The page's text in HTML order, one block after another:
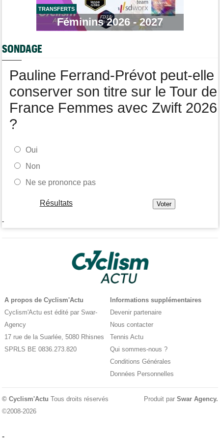
Tour de Burgos
La poisse continue pour Jarno Widar, contraint à l'abandon
TRANSFERTS
Féminins 2026 - 2027
SONDAGE
Pauline Ferrand-Prévot peut-elle
conserver son titre sur le Tour de
France Femmes avec Zwift 2026
?
Oui
Non
Ne se prononce pas
Résultats
-
A propos de Cyclism'Actu
Cyclism'Actu est édité par Swar-
Agency
17 rue de la Suarlée, 5080 Rhisnes
SPRLS BE 0836.273.820
Informations supplémentaires
Devenir partenaire
Nous contacter
Tennis Actu
Qui sommes-nous ?
Conditions Générales
Données Personnelles
© Cyclism'Actu Tous droits réservés
©2008-2026
Produit par Swar Agency.
-